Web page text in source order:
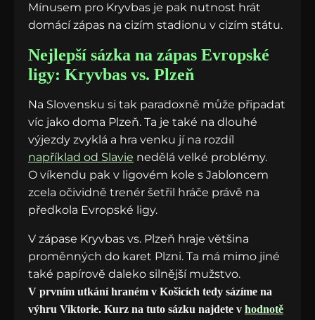
Mínusem pro Kryvbas je pak nutnost hrát
domácí zápas na cizím stadionu v cizím státu.
Nejlepší sázka na zápas Evropské
ligy: Kryvbas vs. Plzeň
Na Slovensku si tak paradoxně může připadat
víc jako doma Plzeň. Ta je také na dlouhé
výjezdy zvyklá a hra venku jí na rozdíl
například od Slavie nedělá velké problémy.
O víkendu pak v ligovém kole s Jabloncem
zcela očividně trenér šetřil hráče právě na
předkola Evropské ligy.
V zápase Kryvbas vs. Plzeň hraje většina
proměnných do karet Plzni. Ta má mimo jiné
také papírově daleko silnější mužstvo.
V prvním utkání hraném v Košicích tedy sázíme na
výhru Viktorie. Kurz na tuto sázku najdete v hodnotě